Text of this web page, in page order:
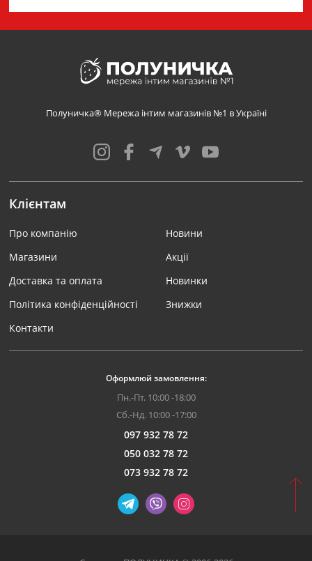
Полуничка® Мережа інтим магазинів №1 в Україні
Клієнтам
Про компанію
Магазини
Доставка та оплата
Політика конфіденційності
Контакти
Новини
Акції
Новинки
Знижки
Оформлюй замовлення:
Пн.-Пт. 10:00 -18:00
Сб.-Нд. 10:00 -17:00
097 932 78 72
050 032 78 72
073 932 78 72